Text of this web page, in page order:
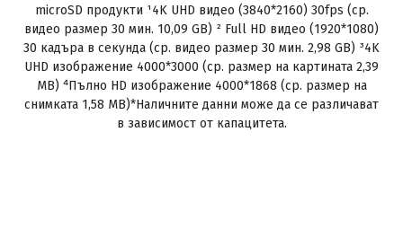
microSD продукти ¹4K UHD видео (3840*2160) 30fps (ср.
видео размер 30 мин. 10,09 GB) ² Full HD видео (1920*1080)
30 кадъра в секунда (ср. видео размер 30 мин. 2,98 GB) ³4K
UHD изображение 4000*3000 (ср. размер на картината 2,39
MB) ⁴Пълно HD изображение 4000*1868 (ср. размер на
снимката 1,58 MB)*Наличните данни може да се различават
в зависимост от капацитета.